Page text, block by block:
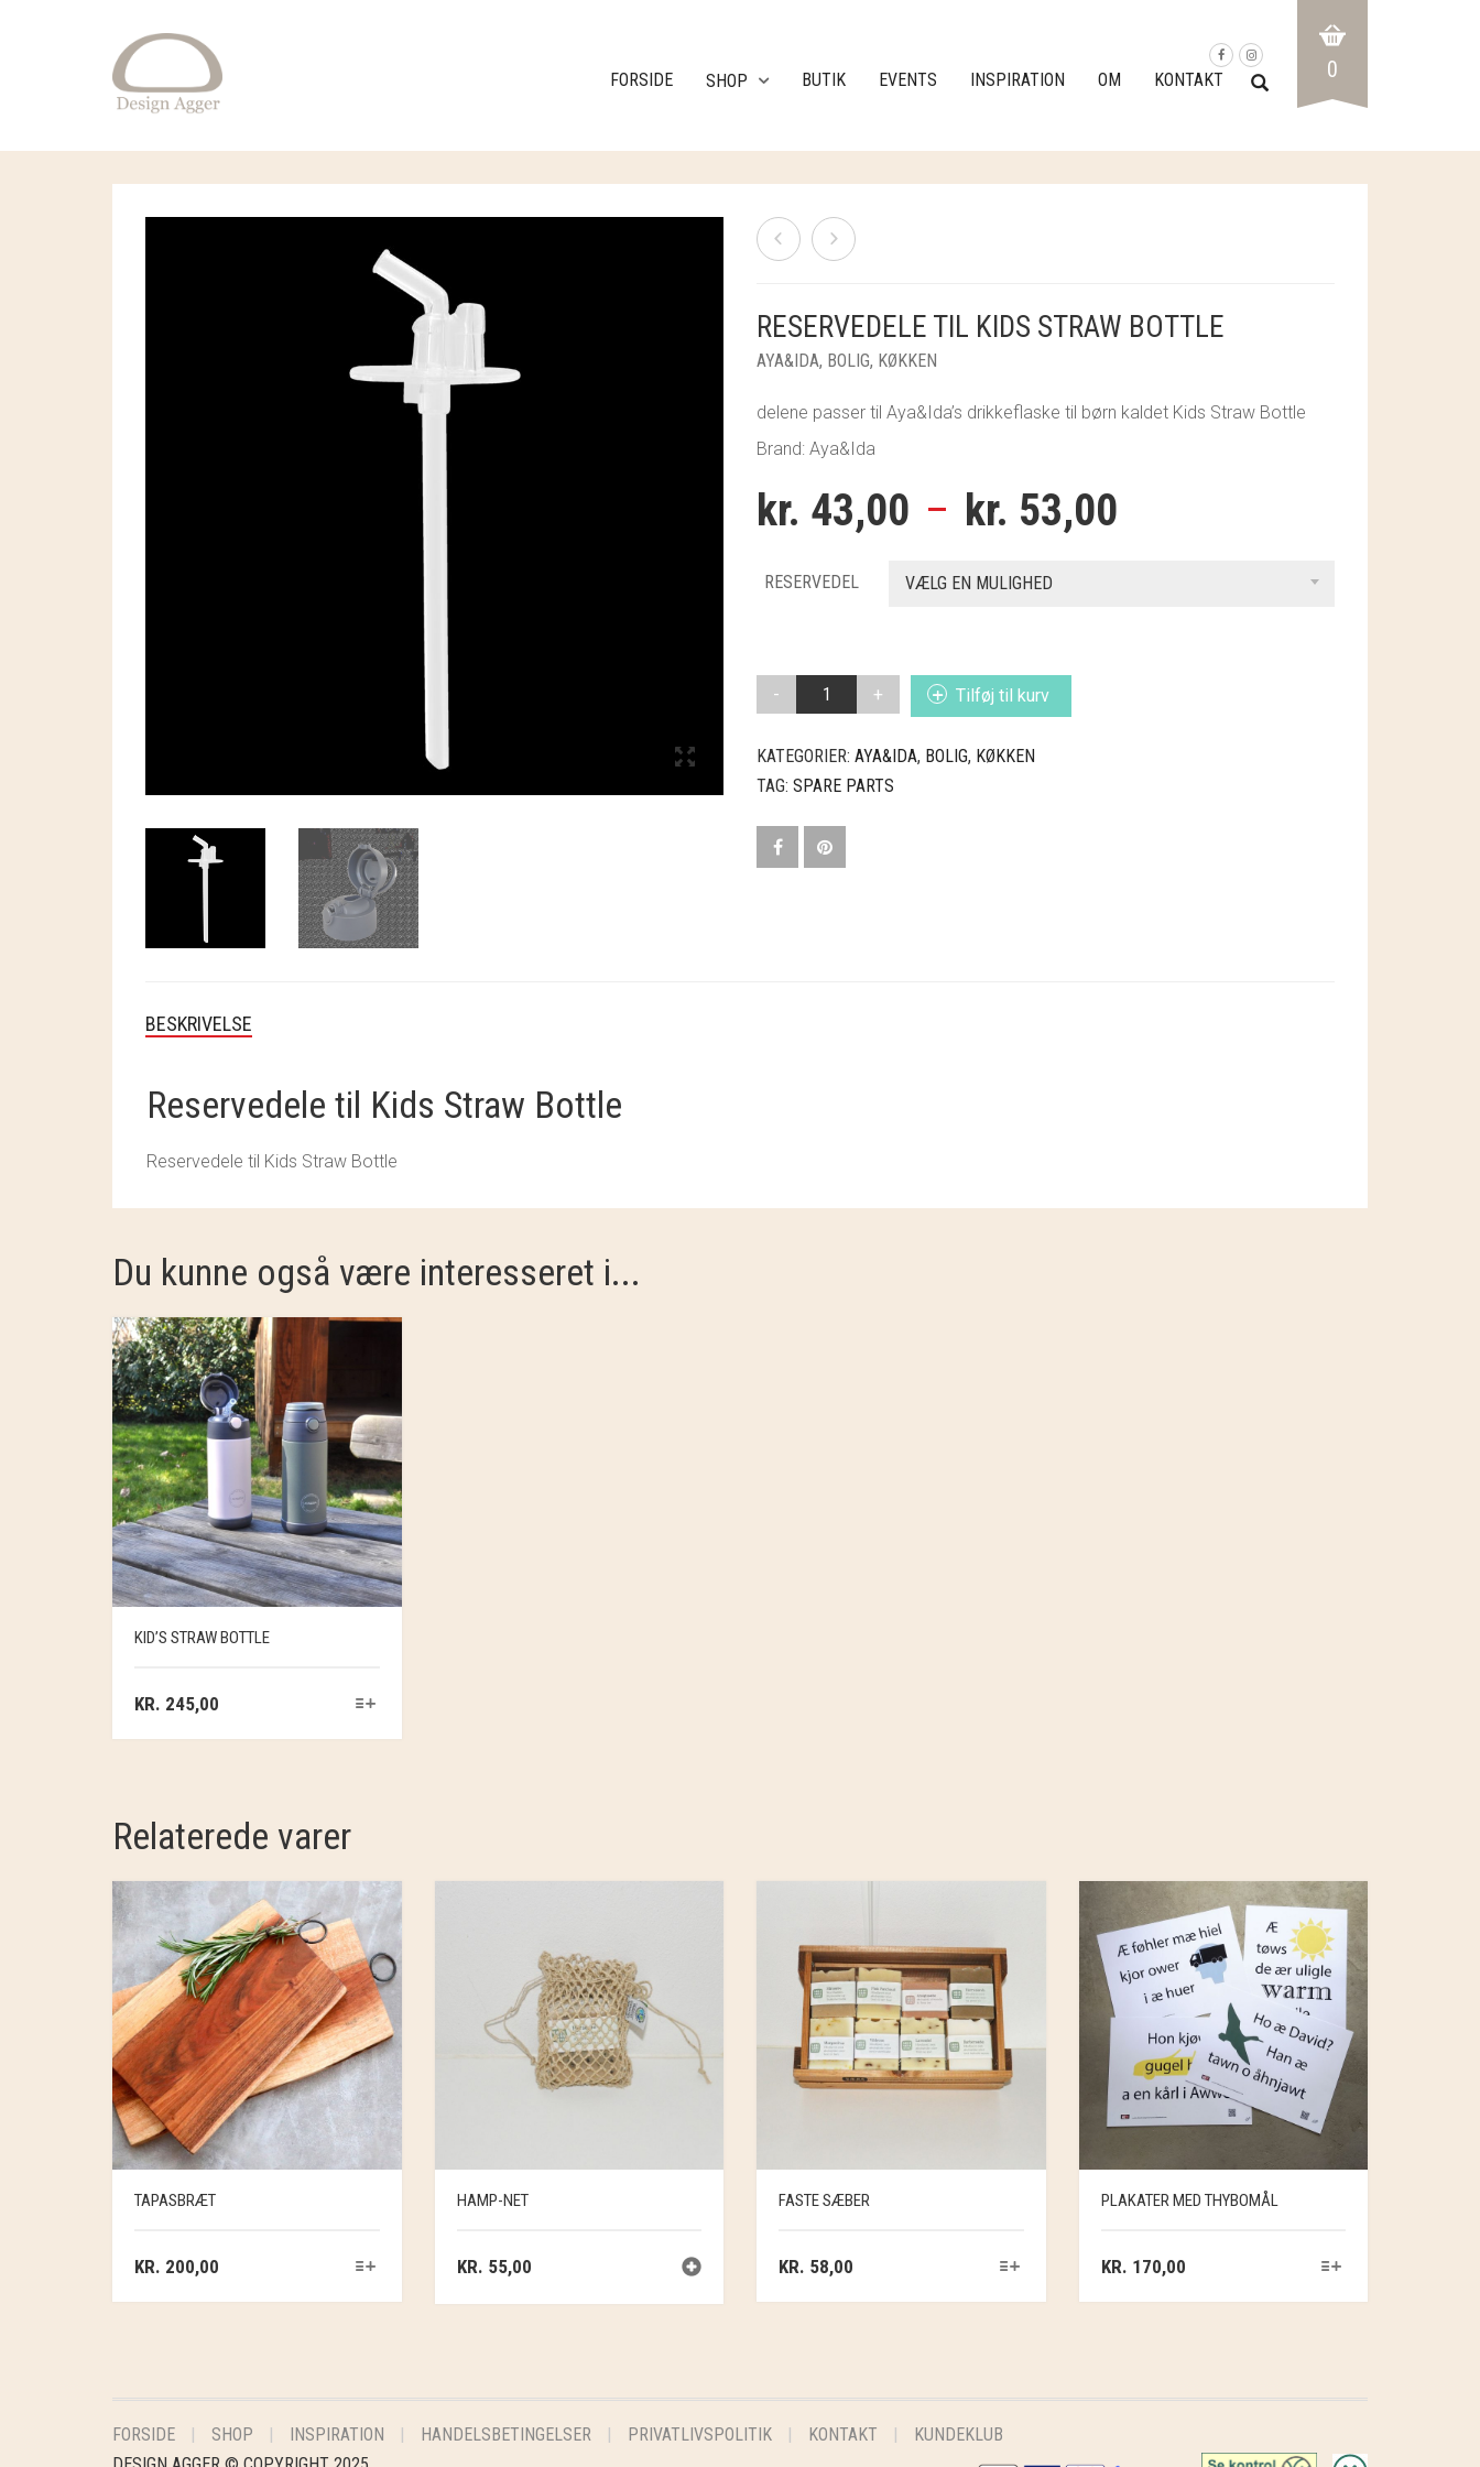
FORSIDE SHOP BUTIK EVENTS INSPIRATION OM KONTAKT 0
RESERVEDELE TIL KIDS STRAW BOTTLE
AYA&IDA, BOLIG, KØKKEN
delene passer til Aya&Ida’s drikkeflaske til børn kaldet Kids Straw Bottle
Brand: Aya&Ida
kr. 43,00 – kr. 53,00
RESERVEDEL VÆLG EN MULIGHED
RESERVEDELE
TIL
STRAW
BOTTLE
Tilføj til kurv
KATEGORIER: AYA&IDA, BOLIG, KØKKEN
TAG: SPARE PARTS
BESKRIVELSE
Reservedele til Kids Straw Bottle
Reservedele til Kids Straw Bottle
Du kunne også være interesseret i...
KID’S STRAW BOTTLE
KR. 245,00
Relaterede varer
TAPASBRÆT
KR. 200,00
HAMP-NET
KR. 55,00
FASTE SÆBER
KR. 58,00
PLAKATER MED THYBOMÅL
KR. 170,00
FORSIDE SHOP INSPIRATION HANDELSBETINGELSER PRIVATLIVSPOLITIK KONTAKT
KUNDEKLUB